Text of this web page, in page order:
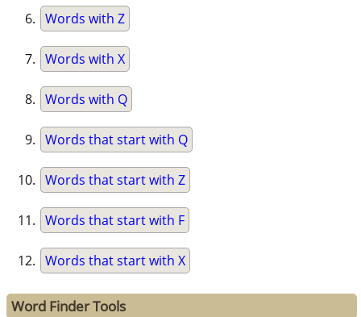
Words with Z
Words with X
Words with Q
Words that start with Q
Words that start with Z
Words that start with F
Words that start with X
Word Finder Tools